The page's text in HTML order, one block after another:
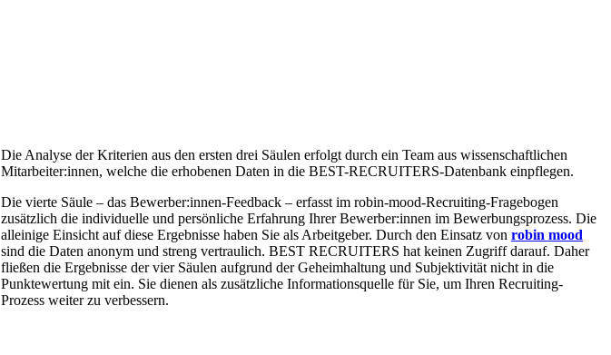
Die Analyse der Kriterien aus den ersten drei Säulen erfolgt durch ein Team aus wissenschaftlichen
Mitarbeiter:innen, welche die erhobenen Daten in die BEST-RECRUITERS-Datenbank einpflegen.
Die vierte Säule – das Bewerber:innen-Feedback – erfasst im robin-mood-Recruiting-Fragebogen
zusätzlich die individuelle und persönliche Erfahrung Ihrer Bewerber:innen im Bewerbungsprozess. Die
alleinige Einsicht auf diese Ergebnisse haben Sie als Arbeitgeber. Durch den Einsatz von robin mood
sind die Daten anonym und streng vertraulich. BEST RECRUITERS hat keinen Zugriff darauf. Daher
fließen die Ergebnisse der vier Säulen aufgrund der Geheimhaltung und Subjektivität nicht in die
Punktewertung mit ein. Sie dienen als zusätzliche Informationsquelle für Sie, um Ihren Recruiting-
Prozess weiter zu verbessern.